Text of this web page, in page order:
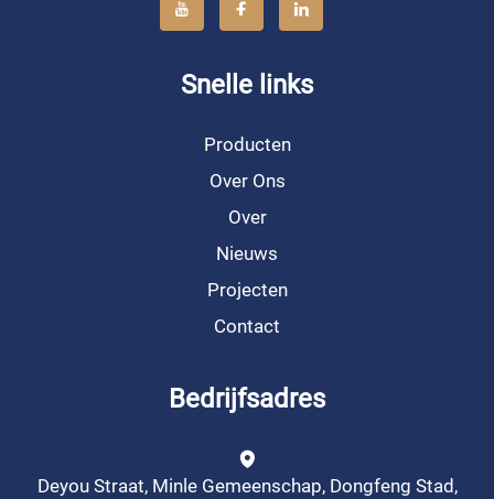
Snelle links
Producten
Over Ons
Over
Nieuws
Projecten
Contact
Bedrijfsadres
Deyou Straat, Minle Gemeenschap, Dongfeng Stad,